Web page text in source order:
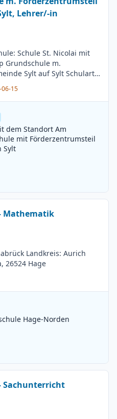
Lehrer/-in
Schule St. Nicolai mit
Grundschule m.
Sylt auf Sylt Schulart:
Stadt: Nordfriesland
A13 1. Fach: Deutsch
Unbefristet
Besetzungstermin:
15.06.2026
15
dem Standort Am
mit Förderzentrumsteil
Sylt
Landkreis: Aurich
26524 Hage
Hage-Norden